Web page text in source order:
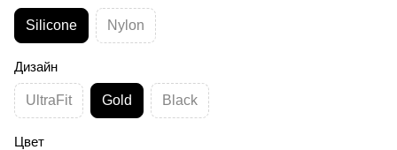
Silicone Nylon
Дизайн
UltraFit Gold Black
Цвет